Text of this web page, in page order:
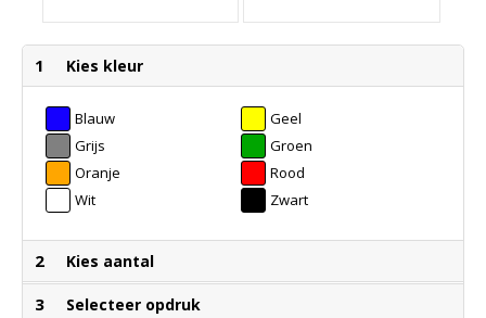
1 Kies kleur
Blauw
Geel
Grijs
Groen
Oranje
Rood
Wit
Zwart
2 Kies aantal
3 Selecteer opdruk